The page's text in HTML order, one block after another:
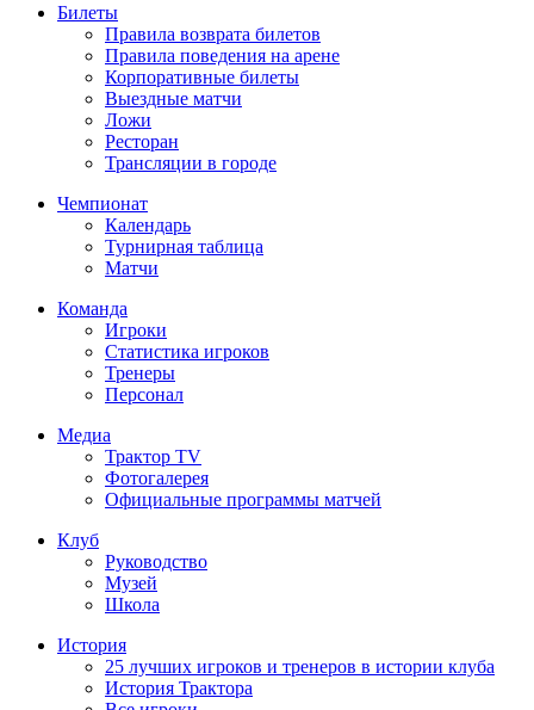
Билеты
Правила возврата билетов
Правила поведения на арене
Корпоративные билеты
Выездные матчи
Ложи
Ресторан
Трансляции в городе
Чемпионат
Календарь
Турнирная таблица
Матчи
Команда
Игроки
Статистика игроков
Тренеры
Персонал
Медиа
Трактор TV
Фотогалерея
Официальные программы матчей
Клуб
Руководство
Музей
Школа
История
25 лучших игроков и тренеров в истории клуба
История Трактора